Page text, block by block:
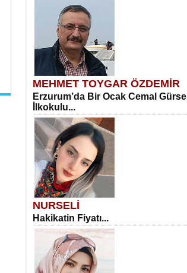
MEHMET TOYGAR ÖZDEMİR
Erzurum’da Bir Ocak Cemal Gürsel
İlkokulu...
NURSELİ
Hakikatin Fiyatı...